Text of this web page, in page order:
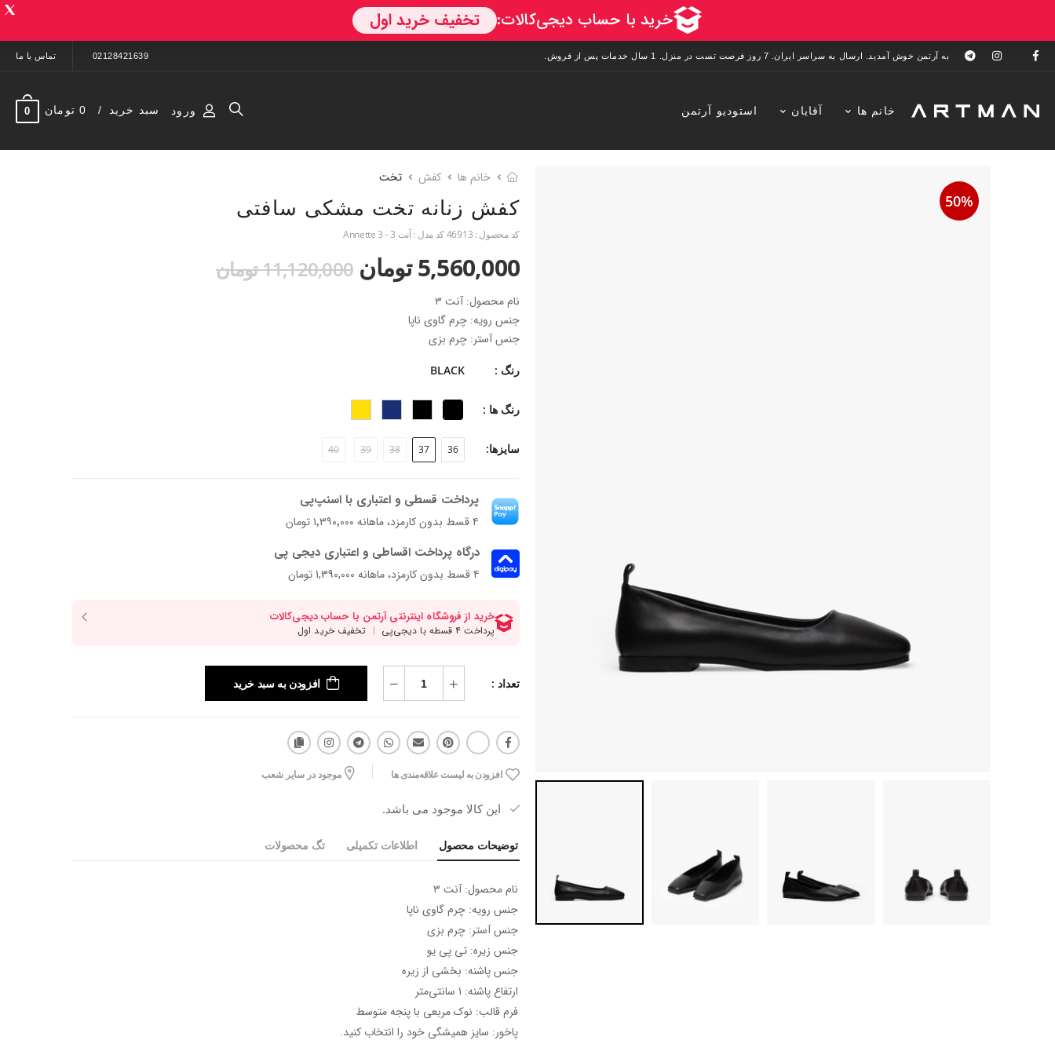
به آرتمن خوش آمدید. ارسال به سراسر ایران. 7 روز فرصت تست در منزل. 1 سال خدمات پس از فروش. 02128421639 تماس با ما
خانم ها آقایان استودیو آرتمن ورود سبد خرید 0 تومان 0
50%
خانم ها کفش تخت
کفش زنانه تخت مشکی سافتی
کد محصول : 46913کد مدل :آنت 3 - Annette 3
5,560,000 تومان 11,120,000 تومان
نام محصول: آنت ۳
جنس رویه: چرم گاوی ناپا
جنس آستر: چرم بزی
جنس پاشنه: بخشی از زیره
فرم قالب: نوک مربعی با پنجه متوسط
پاخور: سایز همیشگی خود را انتخاب کنید.
رنگ : BLACK
رنگ ها :
سایزها: 36
37
38
39
40
پرداخت قسطی و اعتباری با اسنپ‌پی
۴ قسط بدون کارمزد، ماهانه ۱٬۳۹۰٬۰۰۰ تومان
درگاه پرداخت اقساطی و اعتباری دیجی پی
۴ قسط بدون کارمزد، ماهانه 1,390,000 تومان
تعداد : افزودن به سبد خرید
افزودن به لیست علاقه‌مندی ها موجود در سایر شعب
این کالا موجود می باشد.
توضیحات محصول اطلاعات تکمیلی تگ محصولات
نام محصول: آنت ۳
جنس رویه: چرم گاوی ناپا
جنس آستر: چرم بزی
جنس زیره: تی پی یو
جنس پاشنه: بخشی از زیره
ارتفاع پاشنه: ۱ سانتی‌متر
فرم قالب: نوک مربعی با پنجه متوسط
پاخور: سایز همیشگی خود را انتخاب کنید.